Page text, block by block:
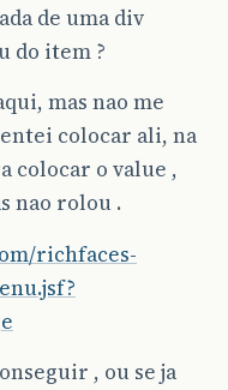
de uma div
do item ?
mas nao me
colocar ali, na
colocar o value ,
nao rolou .
richfaces-
, ou se ja